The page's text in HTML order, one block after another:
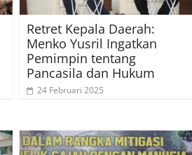
Retret Kepala Daerah:
Menko Yusril Ingatkan
Pemimpin tentang
Pancasila dan Hukum
24 Februari 2025